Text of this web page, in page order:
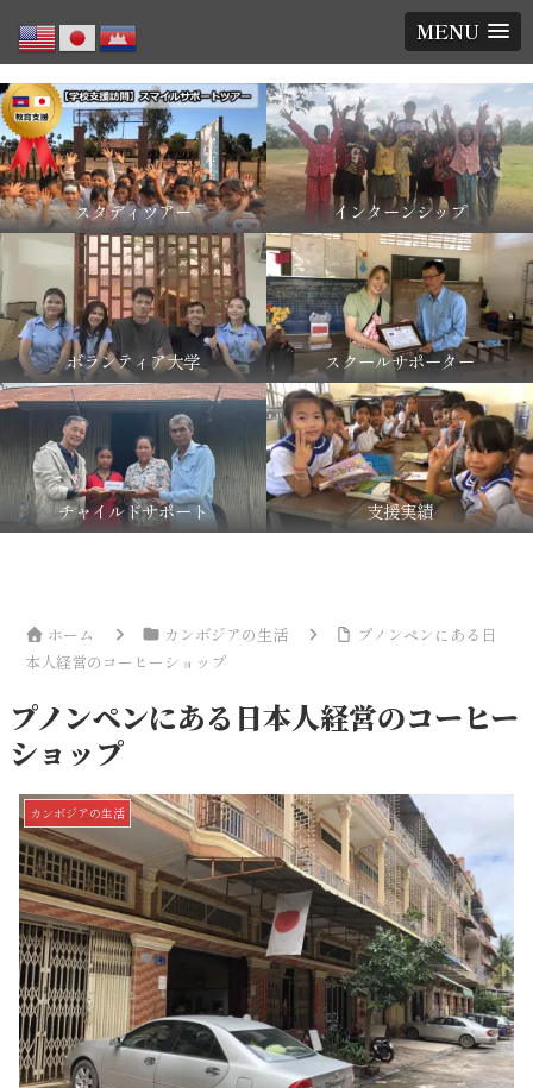
MENU
スタディツアー インターンシップ
ボランティア大学 スクールサポーター
チャイルドサポート 支援実績
ホーム カンボジアの生活
プノンペンにある日
本人経営のコーヒーショップ
プノンペンにある日本人経営のコーヒー
ショップ
カンボジアの生活